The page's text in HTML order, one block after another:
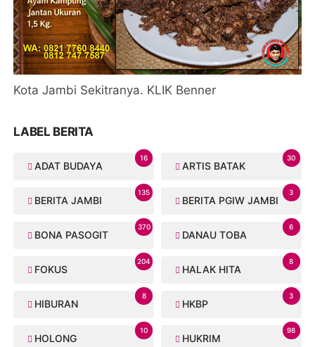
Kota Jambi Sekitranya. KLIK Benner
LABEL BERITA
ADAT BUDAYA
16
ARTIS BATAK
30
BERITA JAMBI
135
BERITA PGIW JAMBI
3
BONA PASOGIT
370
DANAU TOBA
6
FOKUS
204
HALAK HITA
8
HIBURAN
8
HKBP
3
HOLONG
10
HUKRIM
98